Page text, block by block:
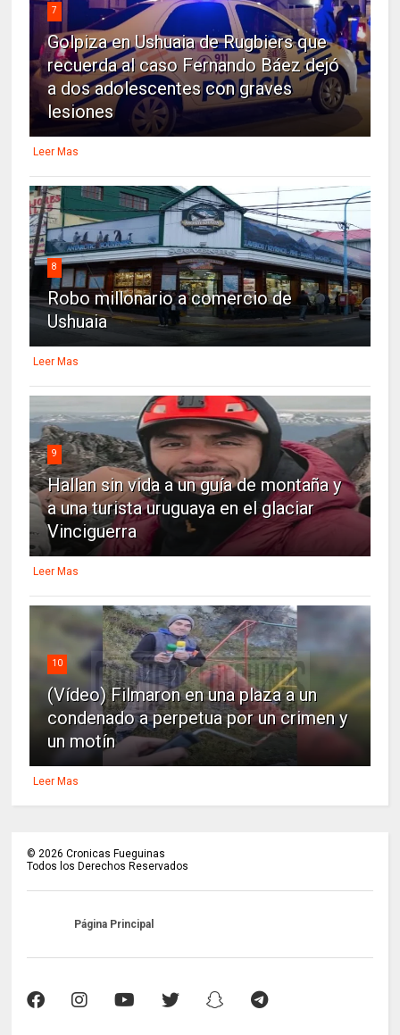
7
Golpiza en Ushuaia de Rugbiers que
recuerda al caso Fernando Báez dejó
a dos adolescentes con graves
lesiones
Leer Mas
8
Robo millonario a comercio de
Ushuaia
Leer Mas
9
Hallan sin vida a un guía de montaña y
a una turista uruguaya en el glaciar
Vinciguerra
Leer Mas
10
(Vídeo) Filmaron en una plaza a un
condenado a perpetua por un crimen y
un motín
Leer Mas
© 2026 Cronicas Fueguinas
Todos los Derechos Reservados
Página Principal